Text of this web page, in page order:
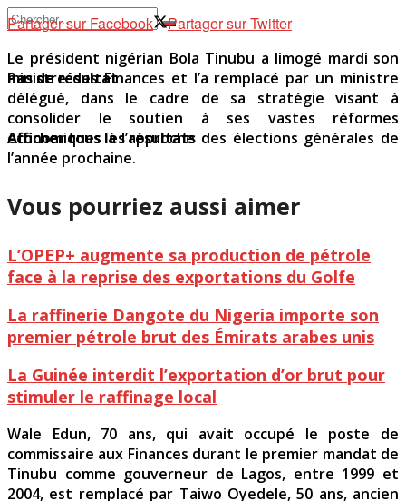
Pas de résultat
Afficher tous les résultats
Partager sur Facebook
Partager sur Twitter
Le président nigérian Bola Tinubu a limogé mardi son
ministre des Finances et l’a remplacé par un ministre
délégué, dans le cadre de sa stratégie visant à
consolider le soutien à ses vastes réformes
économiques à l’approche des élections générales de
l’année prochaine.
Vous pourriez aussi aimer
L’OPEP+ augmente sa production de pétrole
face à la reprise des exportations du Golfe
La raffinerie Dangote du Nigeria importe son
premier pétrole brut des Émirats arabes unis
La Guinée interdit l’exportation d’or brut pour
stimuler le raffinage local
Wale Edun, 70 ans, qui avait occupé le poste de
commissaire aux Finances durant le premier mandat de
Tinubu comme gouverneur de Lagos, entre 1999 et
2004, est remplacé par Taiwo Oyedele, 50 ans, ancien